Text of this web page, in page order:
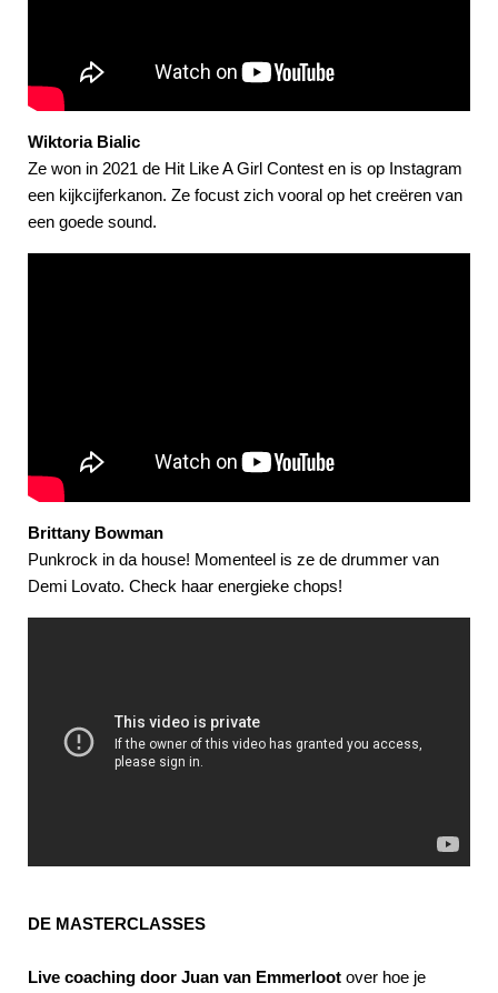
Wiktoria Bialic
Ze won in 2021 de Hit Like A Girl Contest en is op Instagram
een kijkcijferkanon. Ze focust zich vooral op het creëren van
een goede sound.
Brittany Bowman
Punkrock in da house! Momenteel is ze de drummer van
Demi Lovato. Check haar energieke chops!
DE MASTERCLASSES
Live coaching door Juan van Emmerloot over hoe je